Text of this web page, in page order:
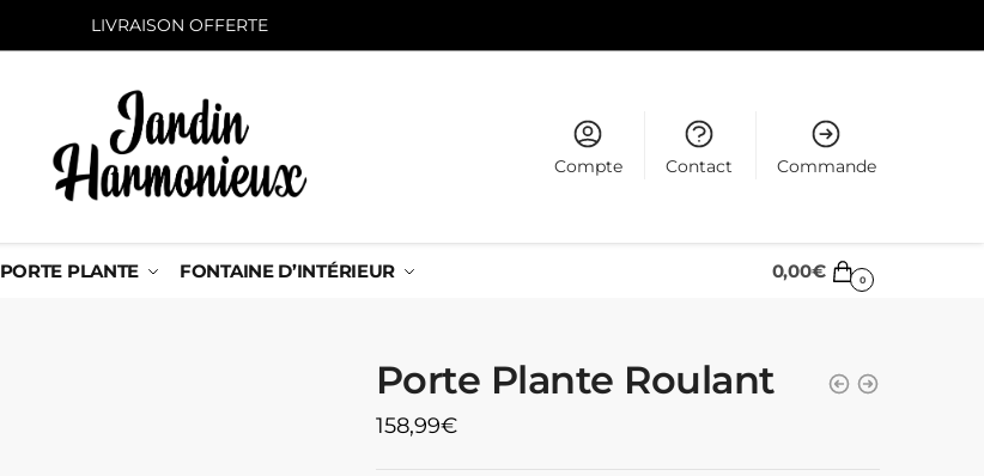
LIVRAISON OFFERTE
Compte Contact Commande
PORTE PLANTE FONTAINE D’INTÉRIEUR 0,00€ 0
Porte Plante Roulant
158,99€